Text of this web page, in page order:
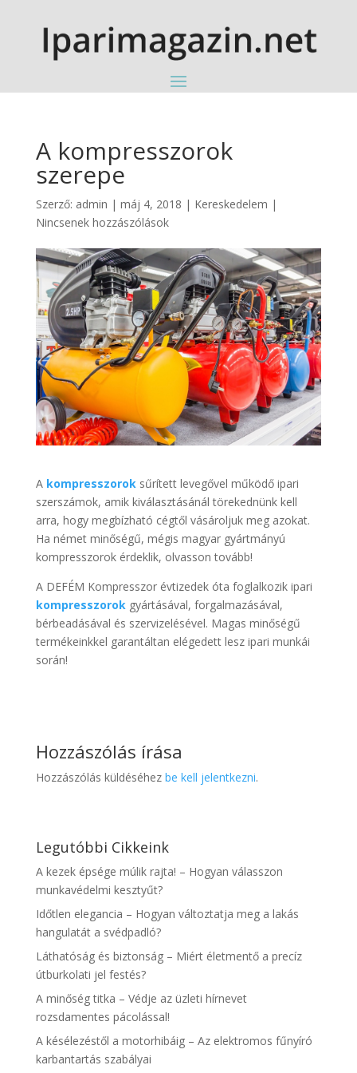
A kompresszorok
szerepe
Szerző: admin | máj 4, 2018 | Kereskedelem |
Nincsenek hozzászólások
A kompresszorok sűrített levegővel működő ipari
szerszámok, amik kiválasztásánál törekednünk kell
arra, hogy megbízható cégtől vásároljuk meg azokat.
Ha német minőségű, mégis magyar gyártmányú
kompresszorok érdeklik, olvasson tovább!
A DEFÉM Kompresszor évtizedek óta foglalkozik ipari
kompresszorok gyártásával, forgalmazásával,
bérbeadásával és szervizelésével. Magas minőségű
termékeinkkel garantáltan elégedett lesz ipari munkái
során!
Hozzászólás írása
Hozzászólás küldéséhez be kell jelentkezni.
Legutóbbi Cikkeink
A kezek épsége múlik rajta! – Hogyan válasszon
munkavédelmi kesztyűt?
Időtlen elegancia – Hogyan változtatja meg a lakás
hangulatát a svédpadló?
Láthatóság és biztonság – Miért életmentő a precíz
útburkolati jel festés?
A minőség titka – Védje az üzleti hírnevet
rozsdamentes pácolással!
A késélezéstől a motorhibáig – Az elektromos fűnyíró
karbantartás szabályai